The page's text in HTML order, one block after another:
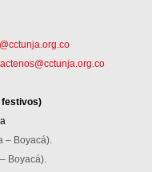
festivos)
– Boyacá).
Boyacá).